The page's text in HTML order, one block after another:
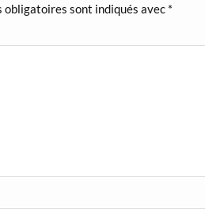
obligatoires sont indiqués avec *